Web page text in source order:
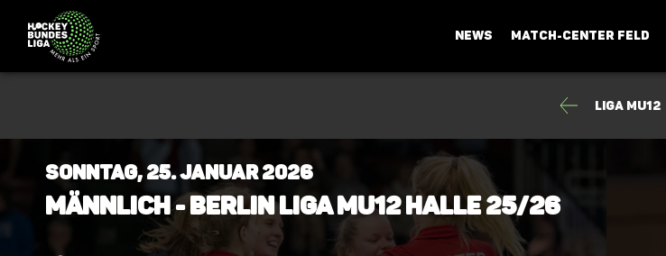
NEWS MATCH-CENTER FELD
Liga mU12
Sonntag, 25. Januar 2026
Männlich - Berlin Liga mU12 Halle 25/26